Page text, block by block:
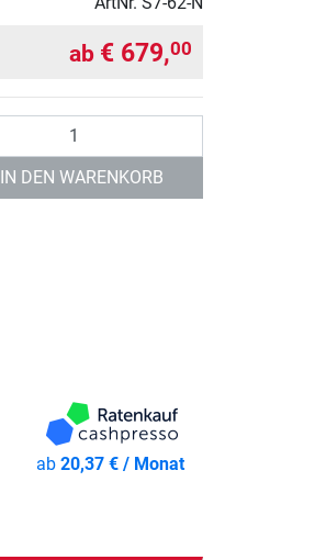
ab € 679,00
IN DEN WARENKORB
ab 20,37 € / Monat